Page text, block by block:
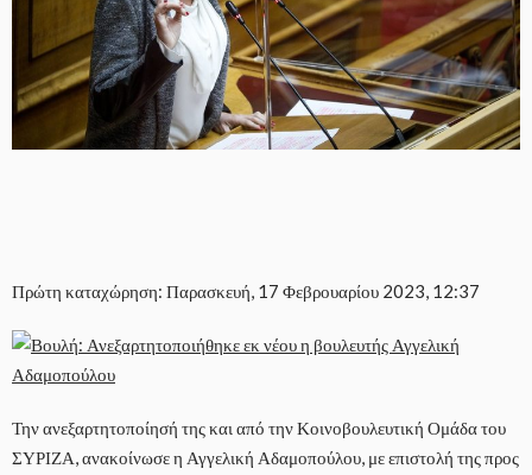
Πρώτη καταχώρηση: Παρασκευή, 17 Φεβρουαρίου 2023, 12:37
Την ανεξαρτητοποίησή της και από την Κοινοβουλευτική Ομάδα του
ΣΥΡΙΖΑ, ανακοίνωσε η Αγγελική Αδαμοπούλου, με επιστολή της προς